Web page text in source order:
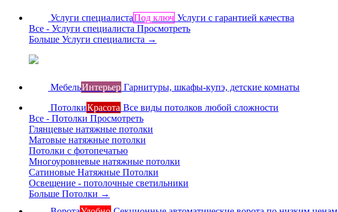
Услуги специалистаПод ключ Услуги с гарантией качества
Все - Услуги специалиста Просмотреть
Больше Услуги специалиста →
МебельИнтерьер Гарнитуры, шкафы-купэ, детские комнаты
ПотолкиКрасота Все виды потолков любой сложности
Все - Потолки Просмотреть
Глянцевые натяжные потолки
Матовые натяжные потолки
Потолки с фотопечатью
Многоуровневые натяжные потолки
Сатиновые Натяжные Потолки
Освещение - потолочные светильники
Больше Потолки →